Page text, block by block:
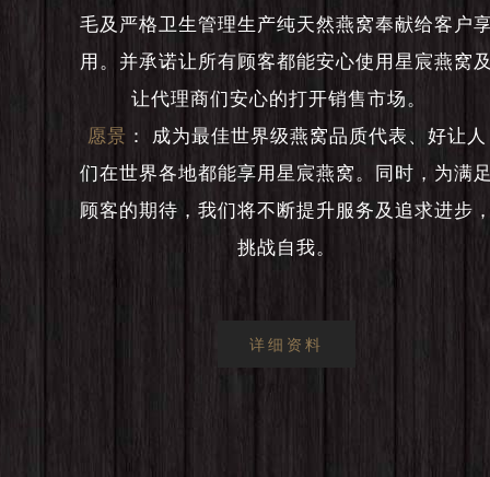
毛及严格卫生管理生产纯天然燕窝奉献给客户
用。并承诺让所有顾客都能安心使用星宸燕窝
让代理商们安心的打开销售市场。
愿景 ：
成为最佳世界级燕窝品质代表、好让人
们在世界各地都能享用星宸燕窝。同时，为满
顾客的期待，我们将不断提升服务及追求进步
挑战自我。
详细资料